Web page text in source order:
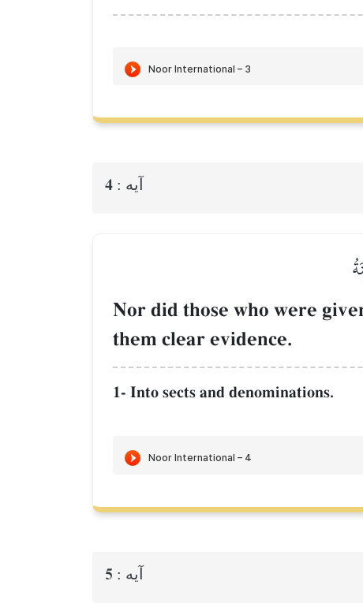
آيه : 4
Nor did those who were
them clear evidence.
1- Into sects and denominations.
آيه : 5